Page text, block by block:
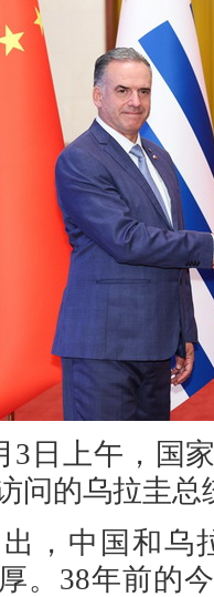
3日上午，国
问的乌拉圭
，中国和乌
。38年前的